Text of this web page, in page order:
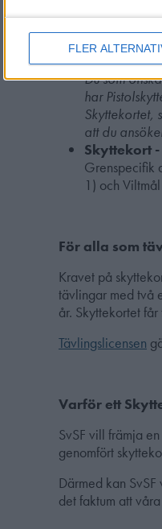
FLERSkyttekort -
examinator.
Du som
har
Skyttekortet,
att du
Skyttekort
Grenspecifik
1) och
För alla som
Kravet på
tävlingar med två
år. Skyttekortet
Tävlingslicensen
Varför ett
SvSF vill främja
genomfört
Därmed kan
det faktum att